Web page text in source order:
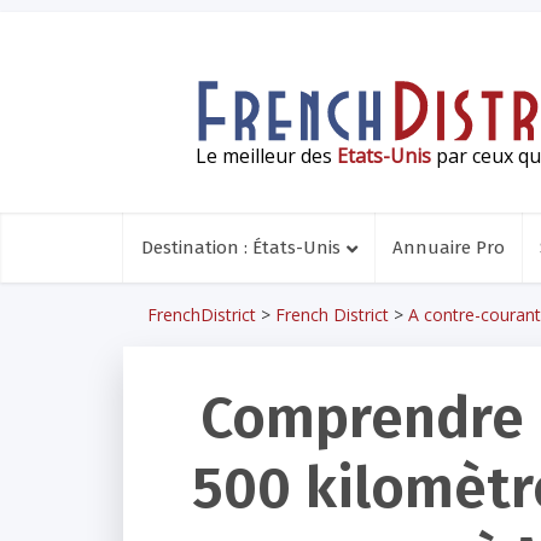
Le meilleur des Etats-Unis par ceux
Destination : États-Unis Annuaire Pro
FrenchDistrict > French District > A contre-courant
500